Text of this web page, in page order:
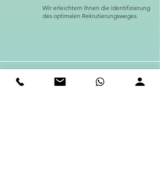
Wir erleichtern Ihnen die Identifizierung
des optimalen Rekrutierungsweges.
04 Kostenfrei